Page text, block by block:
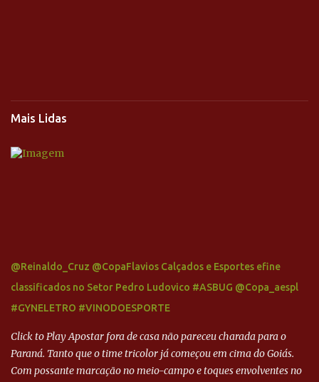
Mais Lidas
@Reinaldo_Cruz @CopaFlavios Calçados e Esportes efine
classificados no Setor Pedro Ludovico #ASBUG @Copa_aespl
#GYNELETRO #VINODOESPORTE
Click to Play Apostar fora de casa não pareceu charada para o
Paraná. Tanto que o time tricolor já começou em cima do Goiás.
Com possante marcação no meio-campo e toques envolventes no